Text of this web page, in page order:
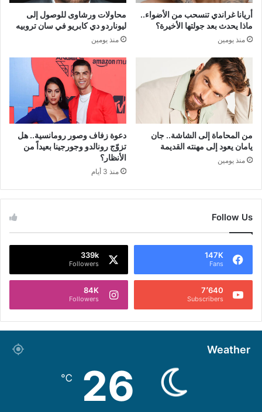
أريانا غراندي تنسحب من الأضواء..
ماذا يحدث بعد جولتها الأخيرة؟
منذ يومين
محاولات ورشاوى للوصول إلى
ليوناردو دي كابريو في سان تروبيه
منذ يومين
من المحاماة إلى الشاشة.. جان
يامان يعود إلى مهنته القديمة
منذ يومين
دعوة زفاف وصور رومانسية.. هل
تزوّج رونالدو وجورجينا بعيداً من
الأنظار؟
منذ 3 أيام
Follow Us
147K
Fans
339k
Followers
7٬640
Subscribers
84K
Followers
Weather
26
℃